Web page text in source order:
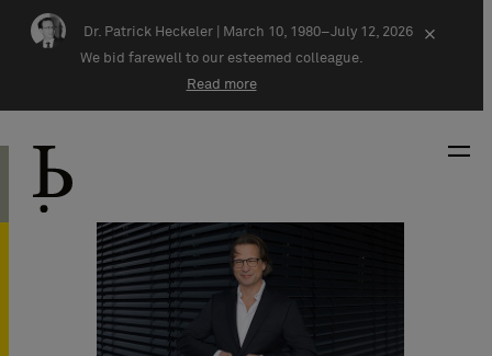
Skip navigation
Dr. Patrick Heckeler |
March 10, 1980–July 12, 2026
We bid farewell to our esteemed colleague.
Read more
×